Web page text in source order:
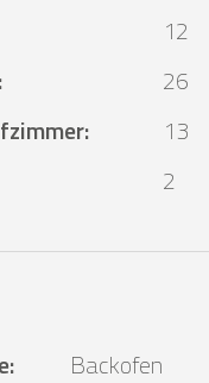
12
:
26
:
13
2
: Backofen